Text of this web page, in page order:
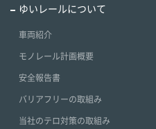
ゆいレールについて
車両紹介
モノレール計画概要
安全報告書
バリアフリーの取組み
当社のテロ対策の取組み